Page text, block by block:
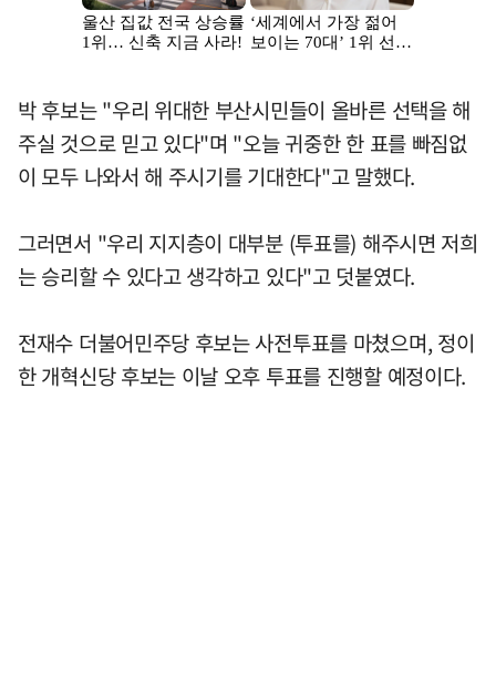
박 후보는 "우리 위대한 부산시민들이 올바른 선택을 해
주실 것으로 믿고 있다"며 "오늘 귀중한 한 표를 빠짐없
이 모두 나와서 해 주시기를 기대한다"고 말했다.
그러면서 "우리 지지층이 대부분 (투표를) 해주시면 저희
는 승리할 수 있다고 생각하고 있다"고 덧붙였다.
전재수 더불어민주당 후보는 사전투표를 마쳤으며, 정이
한 개혁신당 후보는 이날 오후 투표를 진행할 예정이다.